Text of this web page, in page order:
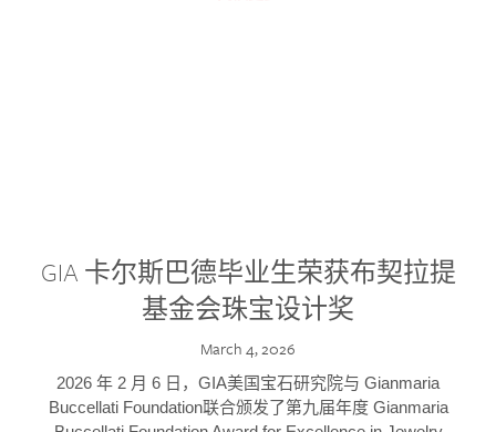
GIA 卡尔斯巴德毕业生荣获布契拉提
基金会珠宝设计奖
March 4, 2026
2026 年 2 月 6 日，GIA美国宝石研究院与 Gianmaria
Buccellati Foundation联合颁发了第九届年度 Gianmaria